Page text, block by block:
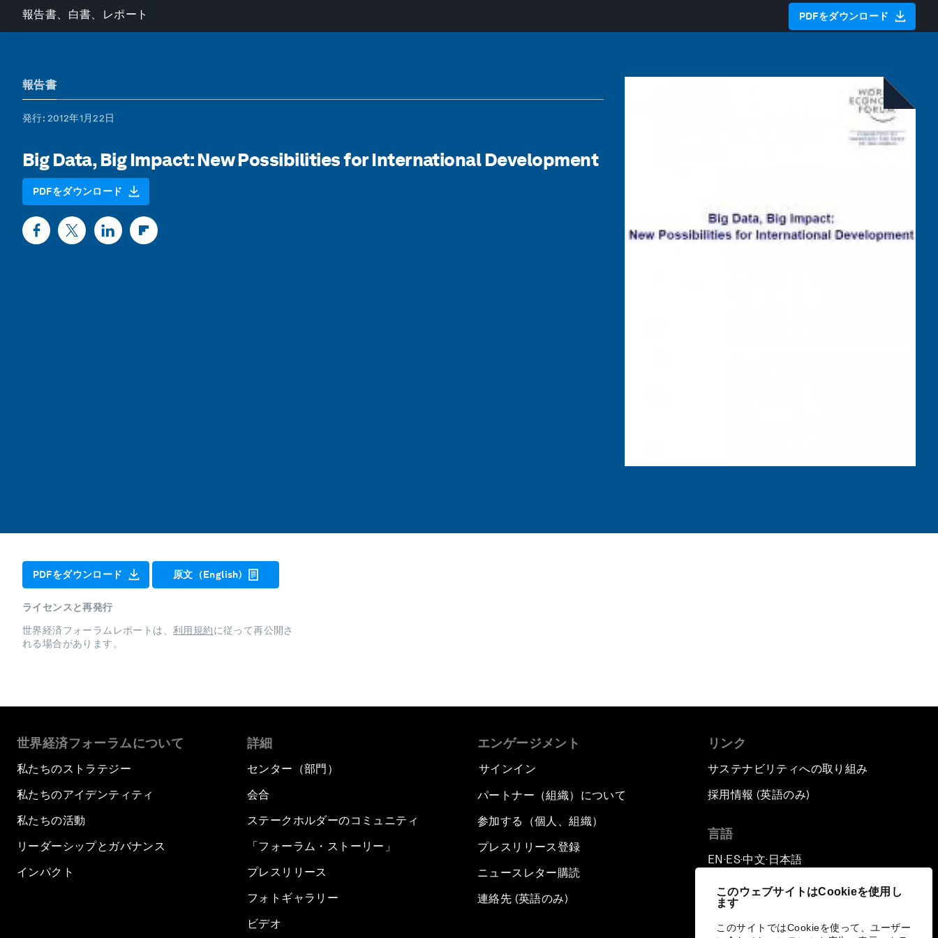
このウェブサイトはCookieを使用し
ます
このサイトではCookieを使って、ユーザー
報告書、白書、レポート PDFをダウンロード
報告書
発行: 2012年1月22日
Big Data, Big Impact: New Possibilities for International Development
PDFをダウンロード
PDFをダウンロード 原文（English)
ライセンスと再発行
世界経済フォーラムレポートは、 利用規約に従って再公開さ
れる場合があります。
世界経済フォーラムについて
私たちのストラテジー
私たちのアイデンティティ
私たちの活動
リーダーシップとガバナンス
インパクト
詳細
センター（部門）
会合
ステークホルダーのコミュニティ
「フォーラム・ストーリー」
プレスリリース
フォトギャラリー
ビデオ
エンゲージメント
サインイン
パートナー（組織）について
参加する（個人、組織）
プレスリリース登録
ニュースレター購読
連絡先 (英語のみ)
リンク
サステナビリティへの取り組み
採用情報 (英語のみ)
言語
EN ▪ES▪中文▪ 日本語